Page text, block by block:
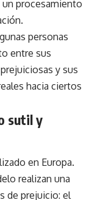
procesamiento
personas
entre sus
y sus
hacia ciertos
sutil y
en Europa.
realizan una
de prejuicio: el